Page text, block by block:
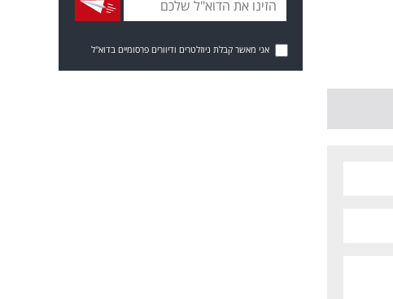
אני מאשר קבלת ניוזלטרים ודיוורים פרסומיים בדוא"ל